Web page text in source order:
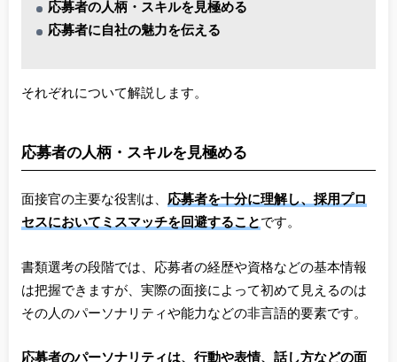
応募者の人柄・スキルを見極める
応募者に自社の魅力を伝える
それぞれについて解説します。
応募者の人柄・スキルを見極める
面接官の主要な役割は、 応募者を十分に理解し、採用プロ
セスにおいてミスマッチを回避することです。
書類選考の段階では、応募者の経歴や資格などの基本情報
は把握できますが、実際の面接によって初めて見えるのは
その人のパーソナリティや能力などの非言語的要素です。
応募者のパーソナリティは、行動や表情、話し方などの面